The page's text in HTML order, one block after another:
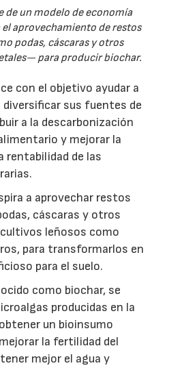
de un modelo de economía
aprovechamiento de restos
podas, cáscaras y otros
para producir biochar.
con el objetivo ayudar a
sus fuentes de
a la descarbonización
y mejorar la
rentabilidad de las
a aprovechar restos
cáscaras y otros
leñosos como
para transformarlos en
para el suelo.
como biochar, se
producidas en la
un bioinsumo
la fertilidad del
mejor el agua y